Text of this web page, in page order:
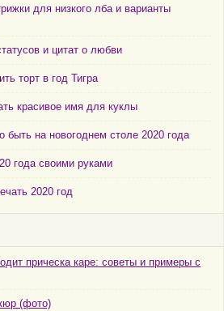
для низкого лба и варианты
и цитат о любви
торт в год Тигра
красивое имя для куклы
быть на новогоднем столе 2020 года
года своими руками
2020 год
прическа каре: советы и примеры с
(фото)